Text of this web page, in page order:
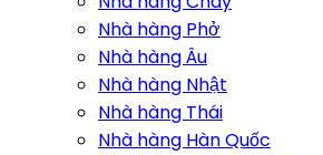
Nhà hàng Phở
Nhà hàng Âu
Nhà hàng Nhật
Nhà hàng Thái
Nhà hàng Hàn Quốc